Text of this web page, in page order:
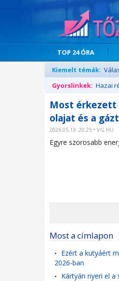
TOP 24 ÓRA
Kiemelt témák:
Gyorslinkek: Hazai
Most érkezett
olajat és a
2026.05.13. 20:25 • VG.HU
Egyre szorosabb
Most a címlapon
• Ezért a kutyáért
2026-ban
• Kártyán nyeri el